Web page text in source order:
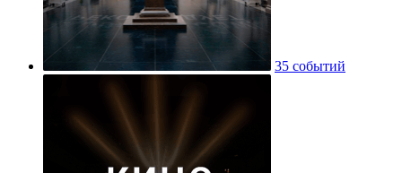
35 событий